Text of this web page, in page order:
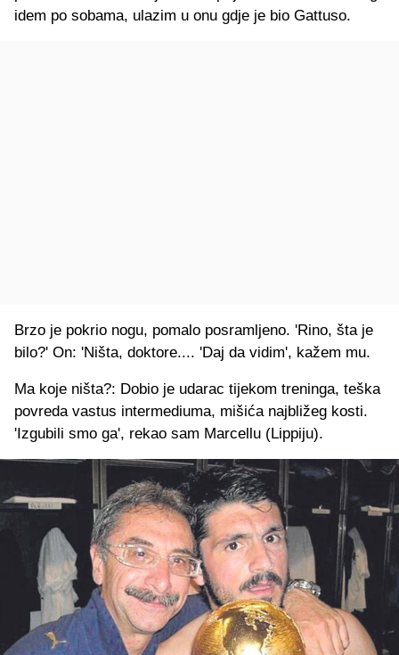
idem po sobama, ulazim u onu gdje je bio Gattuso.
Brzo je pokrio nogu, pomalo posramljeno. 'Rino, šta je
bilo?' On: 'Ništa, doktore.... 'Daj da vidim', kažem mu.
Ma koje ništa?: Dobio je udarac tijekom treninga, teška
povreda vastus intermediuma, mišića najbližeg kosti.
'Izgubili smo ga', rekao sam Marcellu (Lippiju).